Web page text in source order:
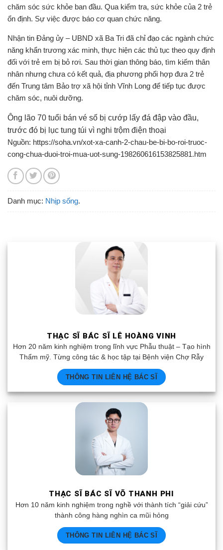
chăm sóc sức khỏe ban đầu. Qua kiểm tra, sức khỏe của 2 trẻ
ổn định. Sự việc được báo cơ quan chức năng.
Nhận tin Đảng ủy – UBND xã Ba Tri đã chỉ đạo các ngành chức
năng khẩn trương xác minh, thực hiện các thủ tục theo quy định
đối với trẻ em bị bỏ rơi. Sau thời gian thông báo, tìm kiếm thân
nhân nhưng chưa có kết quả, địa phương phối hợp đưa 2 trẻ
đến Trung tâm Bảo trợ xã hội tỉnh Vĩnh Long để tiếp tục được
chăm sóc, nuôi dưỡng.
Ông lão 70 tuổi bán vé số bị cướp lấy đá đập vào đầu,
trước đó bị lục tung túi vì nghi trộm điện thoại
Nguồn: https://soha.vn/xot-xa-canh-2-chau-be-bi-bo-roi-truoc-
cong-chua-duoi-troi-mua-uot-sung-198260616153825881.htm
Danh mục: Nhịp sống.
THẠC SĨ BÁC SĨ LÊ HOÀNG VINH
Hơn 20 năm kinh nghiệm trong lĩnh vực Phẫu thuật – Tạo hình
Thẩm mỹ. Từng công tác & học tập tại Bệnh viện Chợ Rẫy
THÔNG TIN LIÊN HỆ BÁC SĨ
THẠC SĨ BÁC SĨ VÕ THANH PHI
Hơn 10 năm kinh nghiệm trong nghề với thành tích “giải cứu”
thành công hàng nghìn ca mũi hỏng
THÔNG TIN LIÊN HỆ BÁC SĨ